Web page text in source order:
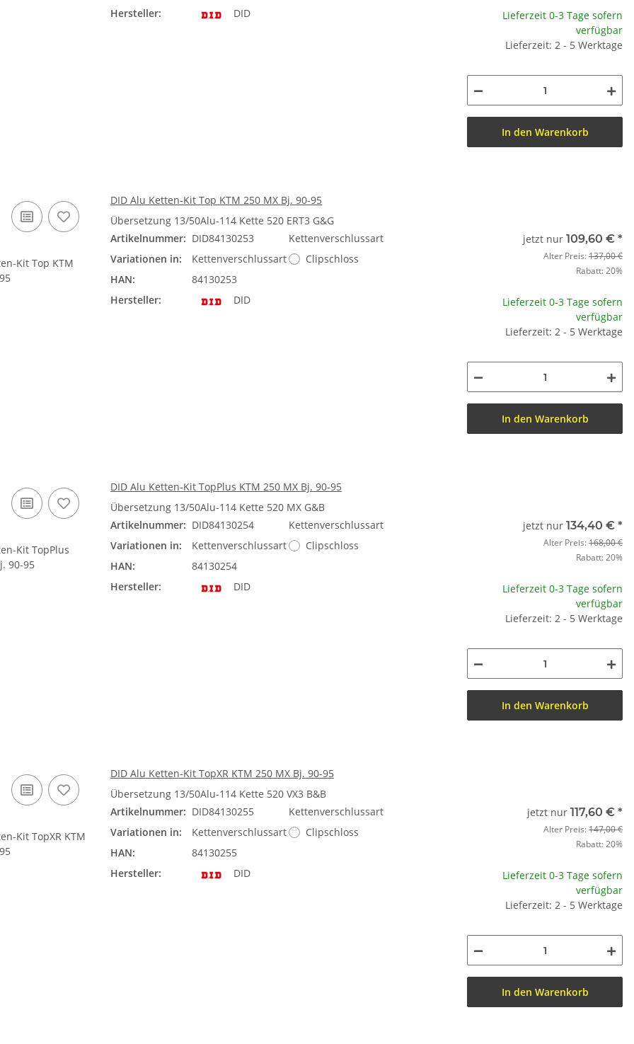
Hersteller:
DID
Lieferzeit 0-3 Tage sofern
verfügbar
Lieferzeit: 2 - 5 Werktage
In den Warenkorb
DID Alu Ketten-Kit Top KTM 250 MX Bj. 90-95
Übersetzung 13/50Alu-114 Kette 520 ERT3 G&G
Artikelnummer: DID84130253
Variationen in:
Kettenverschlussart
HAN:
84130253
Hersteller:
DID
Kettenverschlussart
Clipschloss
jetzt nur 109,60 € *
Alter Preis:137,00 €
Rabatt:20%
Lieferzeit 0-3 Tage sofern
verfügbar
Lieferzeit: 2 - 5 Werktage
In den Warenkorb
DID Alu Ketten-Kit TopPlus KTM 250 MX Bj. 90-95
Übersetzung 13/50Alu-114 Kette 520 MX G&B
Artikelnummer: DID84130254
Variationen in:
Kettenverschlussart
HAN:
84130254
Hersteller:
DID
Kettenverschlussart
Clipschloss
jetzt nur 134,40 € *
Alter Preis:168,00 €
Rabatt:20%
Lieferzeit 0-3 Tage sofern
verfügbar
Lieferzeit: 2 - 5 Werktage
In den Warenkorb
DID Alu Ketten-Kit TopXR KTM 250 MX Bj. 90-95
Übersetzung 13/50Alu-114 Kette 520 VX3 B&B
Artikelnummer: DID84130255
Variationen in:
Kettenverschlussart
HAN:
84130255
Hersteller:
DID
Kettenverschlussart
Clipschloss
jetzt nur 117,60 € *
Alter Preis:147,00 €
Rabatt:20%
Lieferzeit 0-3 Tage sofern
verfügbar
Lieferzeit: 2 - 5 Werktage
In den Warenkorb